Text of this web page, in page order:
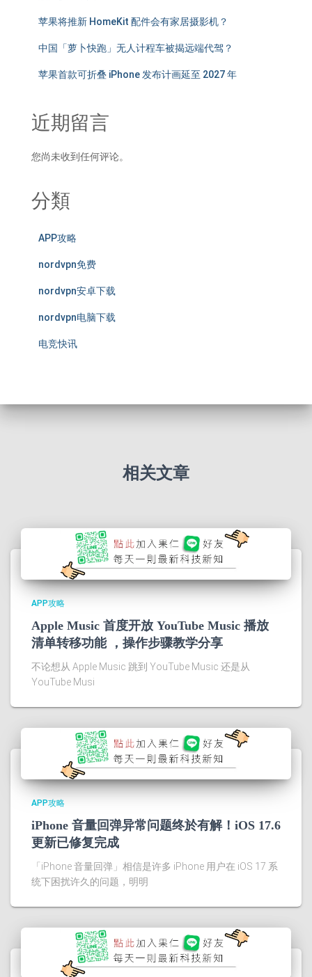
苹果将推新 HomeKit 配件会有家居摄影机？
中国「萝卜快跑」无人计程车被揭远端代驾？
苹果首款可折叠 iPhone 发布计画延至 2027 年
近期留言
您尚未收到任何评论。
分類
APP攻略
nordvpn免费
nordvpn安卓下载
nordvpn电脑下载
电竞快讯
相关文章
APP攻略
Apple Music 首度开放 YouTube Music 播放
清单转移功能 ，操作步骤教学分享
不论想从 Apple Music 跳到 YouTube Music 还是从
YouTube Musi
APP攻略
iPhone 音量回弹异常问题终於有解！iOS 17.6
更新已修复完成
「iPhone 音量回弹」相信是许多 iPhone 用户在 iOS 17 系
统下困扰许久的问题，明明